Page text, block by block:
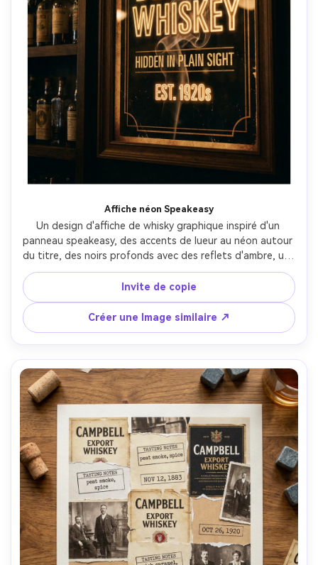
Affiche néon Speakeasy
Un design d'affiche de whisky graphique inspiré d'un
panneau speakeasy, des accents de lueur au néon autour
du titre, des noirs profonds avec des reflets d'ambre, une
superposition de fumée subtile, des lettres condensées
audacieuses, des marges sûres d'impression, affichées
dans un cadre à côté des étagères de bar, objectif 35
mm, scène faiblement lumineuse avec un neon pratique et
une lumière de jante, des réflexions réalistes sur le verre,
une mise au point nette-AR 4:5
Invite de copie
Créer une Image similaire ↗